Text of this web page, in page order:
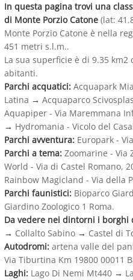
In questa pagina trovi una
di Monte Porzio Catone (lat:
Monte Porzio Catone è nella
451 metri s.l.m..
La sua superficie è di 9.35
abitanti.
Parchi acquatici: Acquapark
Latina → Acquaparco
Aquapiper - Via Maremmana
→ Hydromania - Vicolo del
Parchi avventura: Europark -
Parchi a tema: Zoomarine - Via
World - Via di Castel Romano,
Rainbow Magicland - Via della
Parchi faunistici: Bioparco
Giardino Zoologico 1 Roma.
Da vedere nei dintorni i borghi
→ Collalto Sabino → Castel di
Autodromi: artena valle del
Via Tiburtina Km 19800 00011
Laghi: Lago Di Nemi Mt440 →